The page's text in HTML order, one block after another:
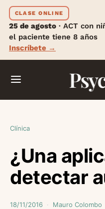
CLASE ONLINE
25 de agosto · ACT con
el paciente tiene 8 años
Inscríbete →
Clínica
¿Una
detectar
18/11/2016 Mauro Colombo